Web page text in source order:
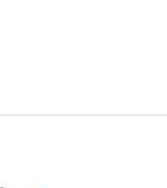
프로그램을 개발해드립